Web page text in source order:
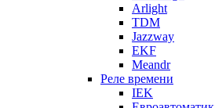
Arlight
TDM
Jazzway
EKF
Meandr
Реле времени
IEK